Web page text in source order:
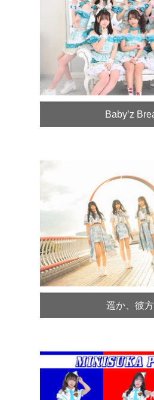
Baby’z
遥か、彼方